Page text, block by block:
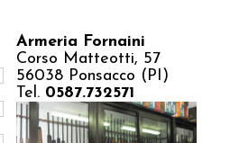
Armeria Fornaini
Corso Matteotti, 57
56038 Ponsacco (PI)
Tel. 0587.732571